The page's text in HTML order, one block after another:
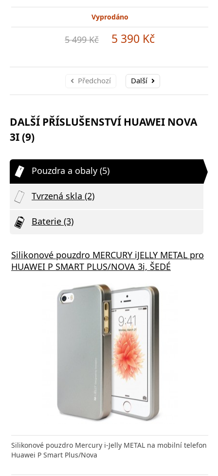
Vyprodáno
5 499 Kč 5 390 Kč
Předchozí Další
DALŠÍ PŘÍSLUŠENSTVÍ HUAWEI NOVA
3I (9)
Pouzdra a obaly (5)
Tvrzená skla (2)
Baterie (3)
Silikonové pouzdro MERCURY iJELLY METAL pro
HUAWEI P SMART PLUS/NOVA 3i, ŠEDÉ
Silikonové pouzdro Mercury i-Jelly METAL na mobilní telefon
Huawei P Smart Plus/Nova